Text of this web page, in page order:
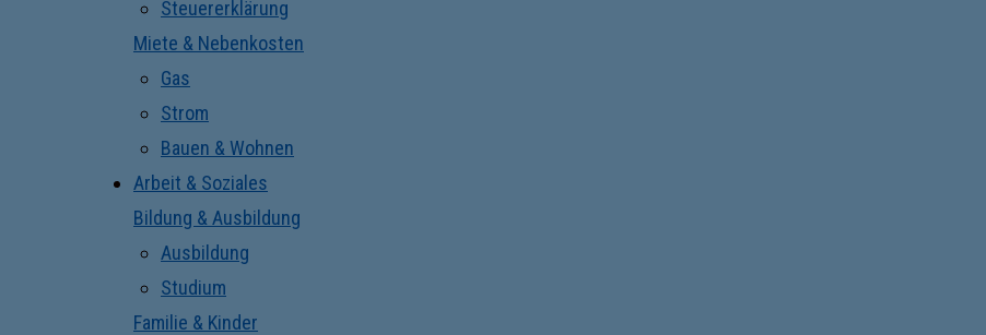
Steuererklärung
Miete & Nebenkosten
Gas
Strom
Bauen & Wohnen
Arbeit & Soziales
Bildung & Ausbildung
Ausbildung
Studium
Familie & Kinder